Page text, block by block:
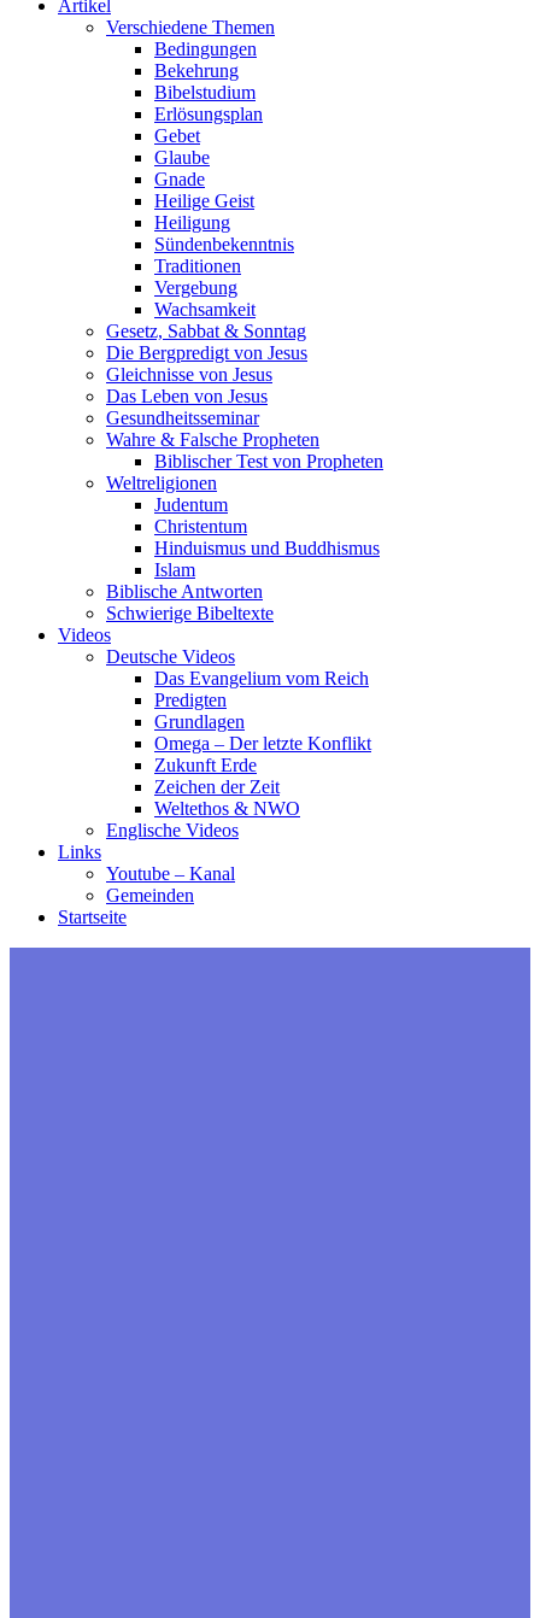
Artikel
Verschiedene Themen
Bedingungen
Bekehrung
Bibelstudium
Erlösungsplan
Gebet
Glaube
Gnade
Heilige Geist
Heiligung
Sündenbekenntnis
Traditionen
Vergebung
Wachsamkeit
Gesetz, Sabbat & Sonntag
Die Bergpredigt von Jesus
Gleichnisse von Jesus
Das Leben von Jesus
Gesundheitsseminar
Wahre & Falsche Propheten
Biblischer Test von Propheten
Weltreligionen
Judentum
Christentum
Hinduismus und Buddhismus
Islam
Biblische Antworten
Schwierige Bibeltexte
Videos
Deutsche Videos
Das Evangelium vom Reich
Predigten
Grundlagen
Omega – Der letzte Konflikt
Zukunft Erde
Zeichen der Zeit
Weltethos & NWO
Englische Videos
Links
Youtube – Kanal
Gemeinden
Startseite